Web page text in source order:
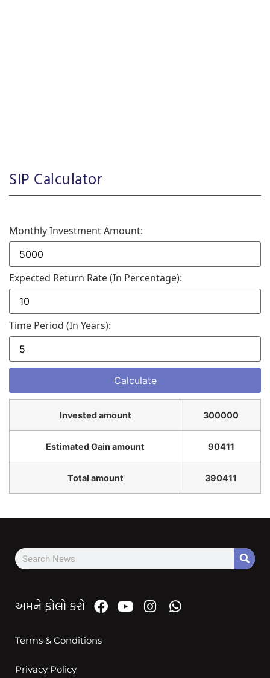
SIP Calculator
Monthly Investment Amount:
Expected Return Rate (in Percentage):
Time Period (in Years):
Invested amount 300000
Estimated Gain amount 90411
Total amount 390411
અમને ફોલો કરો
Terms & Conditions
Privacy Policy